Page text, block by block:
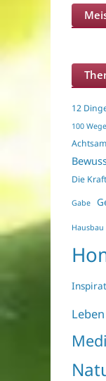
12
100
Die
Gabe
Hausbau